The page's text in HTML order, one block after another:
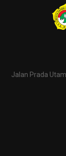
Jalan Prada